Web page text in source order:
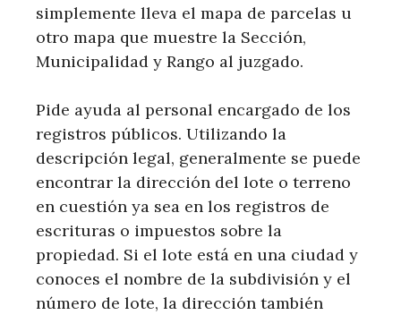
simplemente lleva el mapa de parcelas u
otro mapa que muestre la Sección,
Municipalidad y Rango al juzgado.
Pide ayuda al personal encargado de los
registros públicos. Utilizando la
descripción legal, generalmente se puede
encontrar la dirección del lote o terreno
en cuestión ya sea en los registros de
escrituras o impuestos sobre la
propiedad. Si el lote está en una ciudad y
conoces el nombre de la subdivisión y el
número de lote, la dirección también